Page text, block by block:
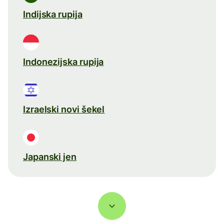
Indijska rupija
Indonezijska rupija
Izraelski novi šekel
Japanski jen